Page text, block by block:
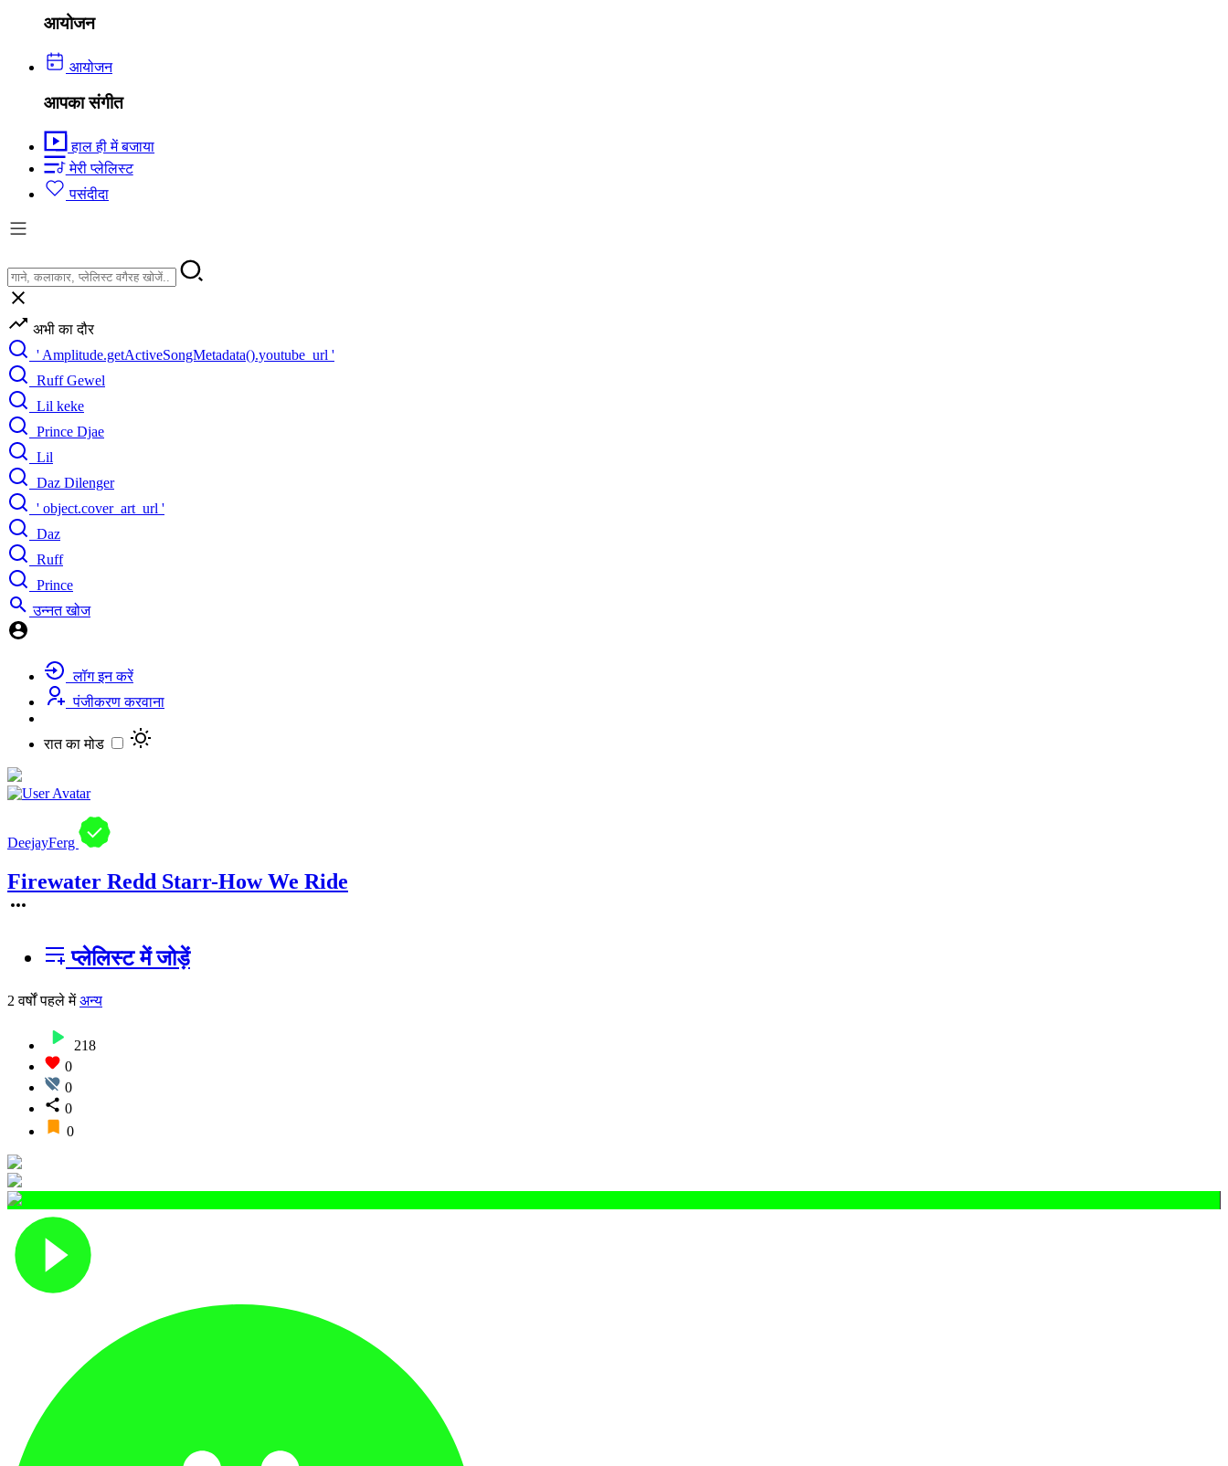
आयोजन
आयोजन
आपका संगीत
हाल ही में बजाया
मेरी प्लेलिस्ट
पसंदीदा
अभी का दौर
' Amplitude.getActiveSongMetadata().youtube_url '
Ruff Gewel
Lil keke
Prince Djae
Lil
Daz Dilenger
' object.cover_art_url '
Daz
Ruff
Prince
उन्नत खोज
लॉग इन करें
पंजीकरण करवाना
रात का मोड
DeejayFerg
Firewater Redd Starr-How We Ride
प्लेलिस्ट में जोड़ें
2 वर्षों पहलेमेंअन्य
218
0
0
0
0